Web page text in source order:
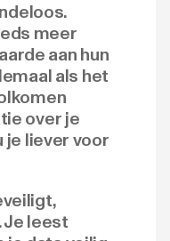
meer
aan hun
als het
over je
je liever voor
Je leest